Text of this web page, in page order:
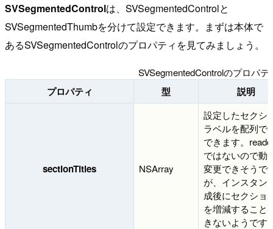
SVSegmentedControlは、SVSegmentedControlと
SVSegmentedThumbを分けて設定できます。まずは本体で
あるSVSegmentedControlのプロパティを見てみましょう。
SVSegmentedControlのプロパテ
プロパティ 型 説明
sectionTitles NSArray
設定したセクシ
ラベルを配列で
できます。
ではないので動
変更できそうで
が、インスタン
成後にセクショ
を増減すること
きないようです